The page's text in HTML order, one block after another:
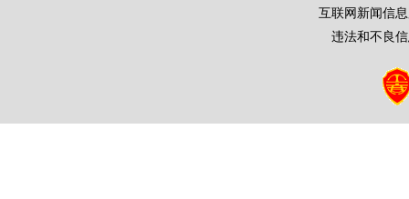
互联网新闻信
违法和不良信